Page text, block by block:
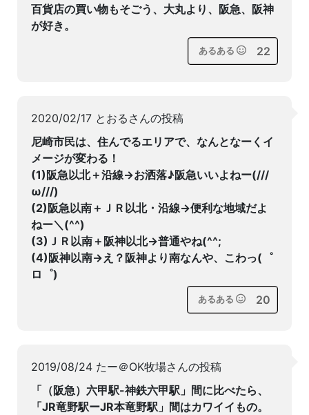
百貨店の買い物もそごう、大丸より、阪急、阪神
が好き。
あるある 22
2020/02/17 とおるさんの投稿
尼崎市民は、住んでるエリアで、なんとなーくイ
メージが変わる！
(1)阪急以北＋沿線→お洒落♪阪急いいよねー(///
ω///)
(2)阪急以南＋ＪＲ以北・沿線→便利な地域だよ
ねー＼(^^)
(3)ＪＲ以南＋阪神以北→普通やね(^^;
(4)阪神以南→え？阪神より南なんや、こわっ(゜
ロ゜)
あるある 20
2019/08/24 たー＠OK牧場さんの投稿
「（阪急）六甲駅-神鉄六甲駅」間に比べたら、
「JR竜野駅ーJR本竜野駅」間はカワイイもの。